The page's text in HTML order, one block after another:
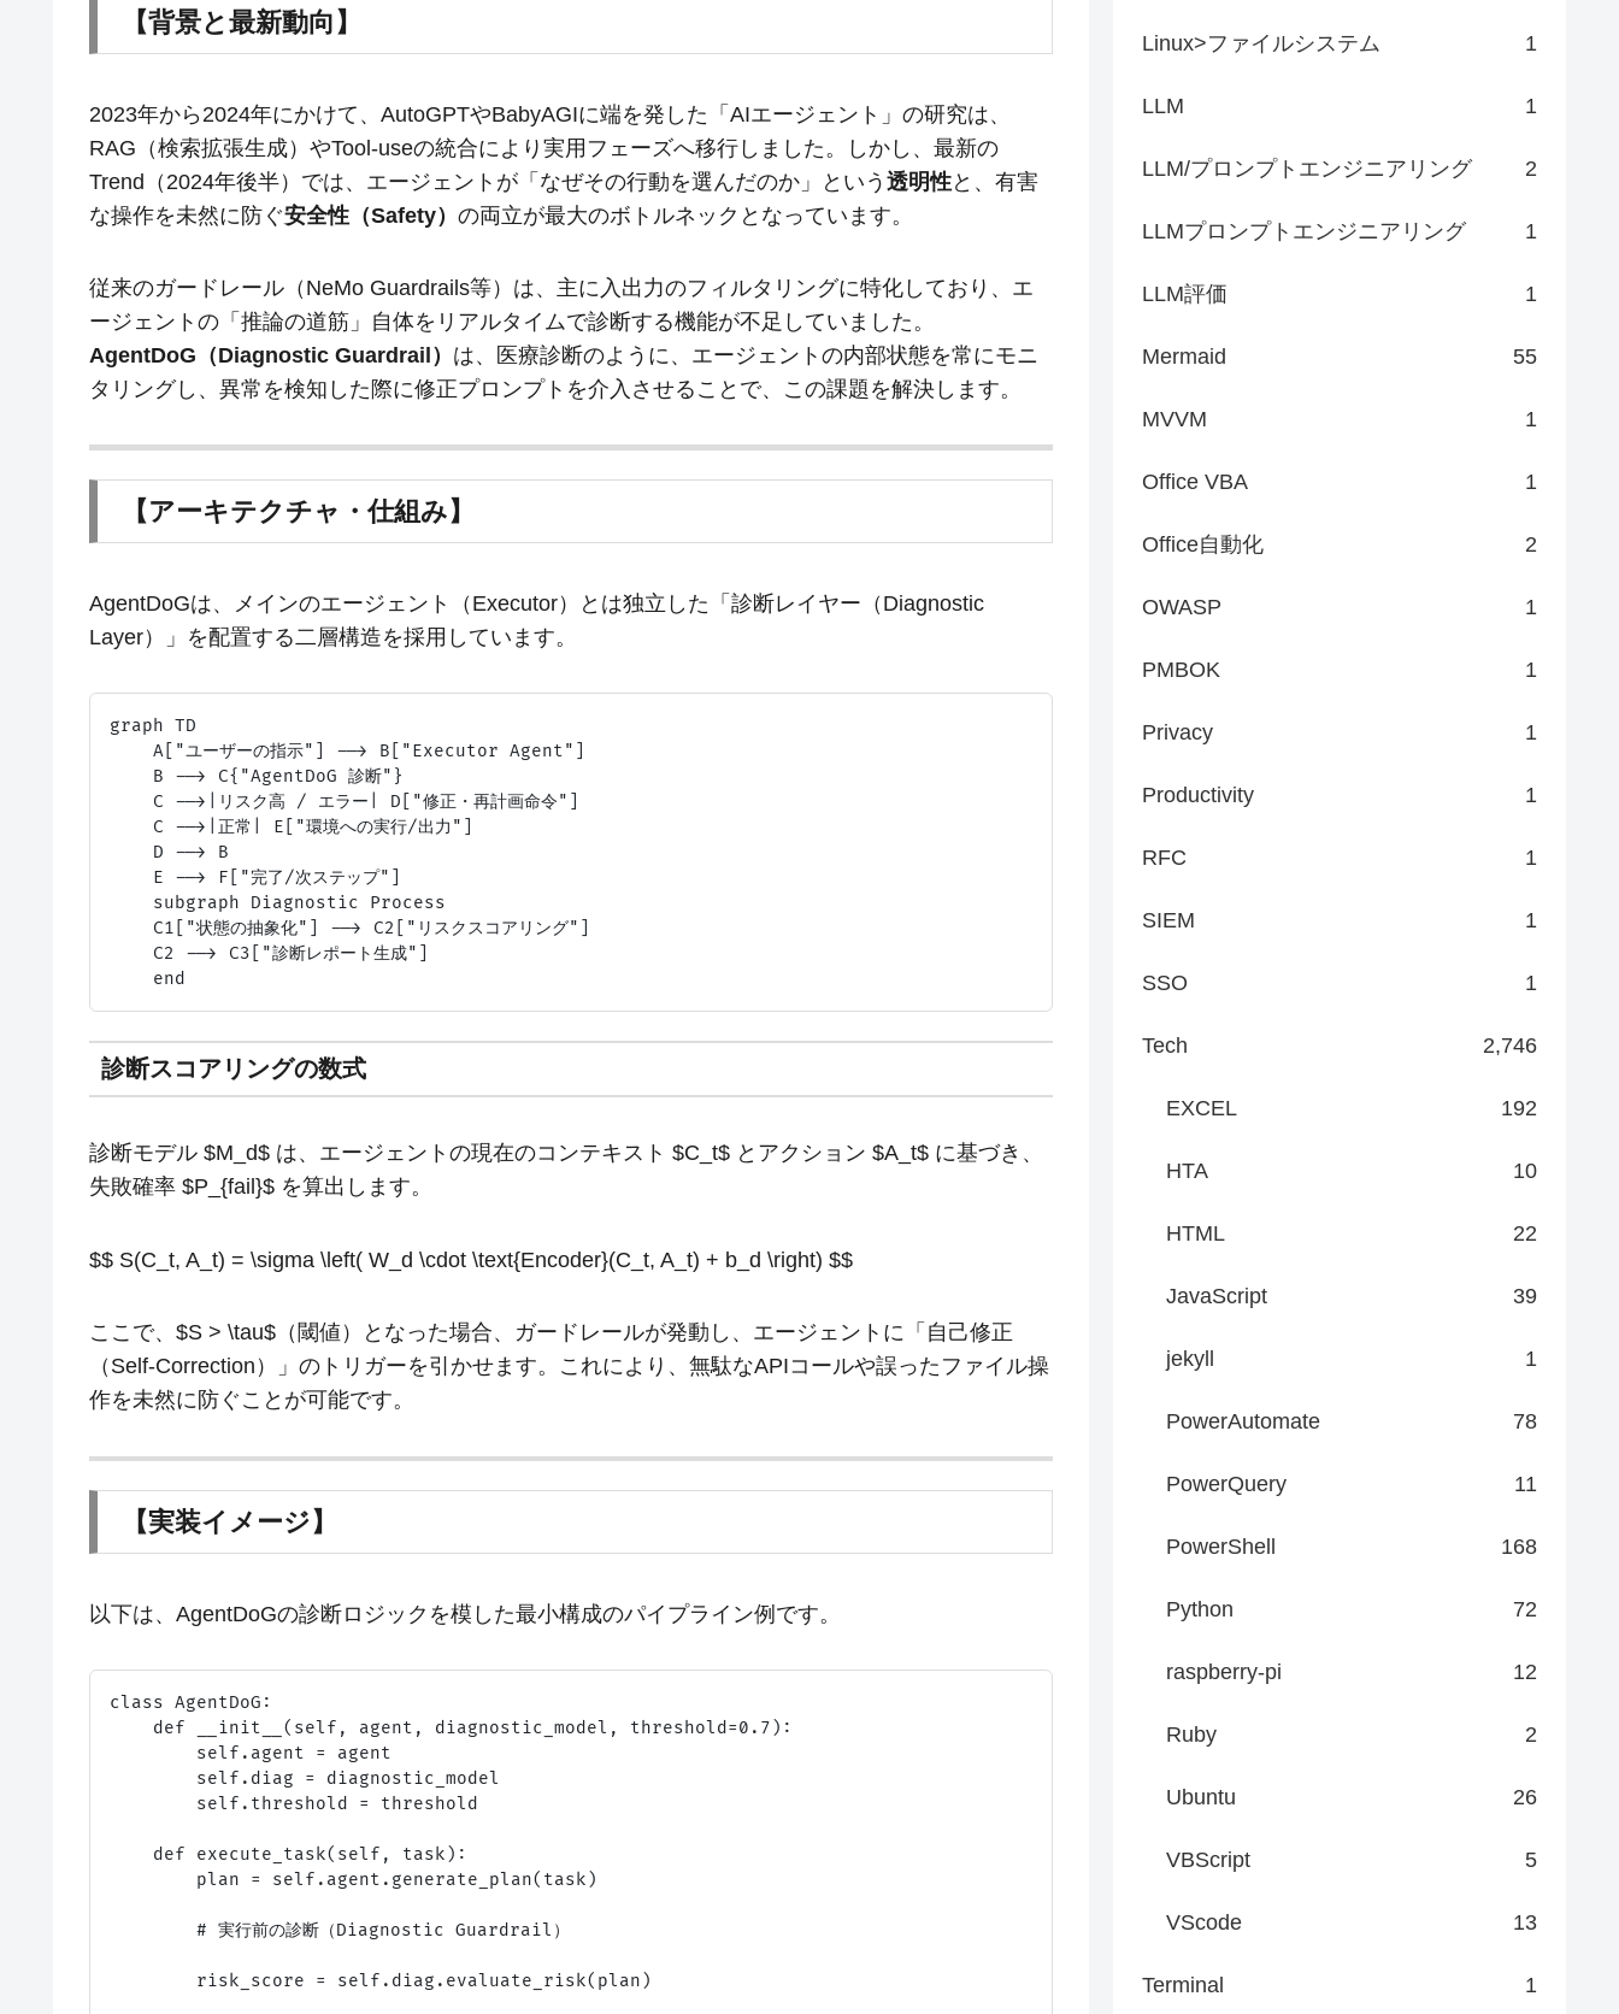
【背景と最新動向】
2023年から2024年にかけて、AutoGPTやBabyAGIに端を発した「AIエージェント」の研究は、
RAG（検索拡張生成）やTool-useの統合により実用フェーズへ移行しました。しかし、最新の
Trend（2024年後半）では、エージェントが「なぜその行動を選んだのか」という 透明性と、有害
な操作を未然に防ぐ安全性（Safety） の両立が最大のボトルネックとなっています。
従来のガードレール（NeMo Guardrails等）は、主に入出力のフィルタリングに特化しており、エ
ージェントの「推論の道筋」自体をリアルタイムで診断する機能が不足していました。
AgentDoG（Diagnostic Guardrail） は、医療診断のように、エージェントの内部状態を常にモニ
タリングし、異常を検知した際に修正プロンプトを介入させることで、この課題を解決します。
【アーキテクチャ・仕組み】
AgentDoGは、メインのエージェント（Executor）とは独立した「診断レイヤー（Diagnostic
Layer）」を配置する二層構造を採用しています。
graph TD
    A["ユーザーの指示"] --> B["Executor Agent"]
    B --> C{"AgentDoG 診断"}
    C -->|リスク高 / エラー| D["修正・再計画命令"]
    C -->|正常| E["環境への実行/出力"]
    D --> B
    E --> F["完了/次ステップ"]
    subgraph Diagnostic Process
    C1["状態の抽象化"] --> C2["リスクスコアリング"]
    C2 --> C3["診断レポート生成"]
診断スコアリングの数式
診断モデル $M_d$ は、エージェントの現在のコンテキスト $C_t$ とアクション $A_t$ に基づき、
失敗確率 $P_{fail}$ を算出します。
$$ S(C_t, A_t) = \sigma \left( W_d \cdot \text{Encoder}(C_t, A_t) + b_d \right) $$
ここで、$S > \tau$（閾値）となった場合、ガードレールが発動し、エージェントに「自己修正
（Self-Correction）」のトリガーを引かせます。これにより、無駄なAPIコールや誤ったファイル操
作を未然に防ぐことが可能です。
【実装イメージ】
以下は、AgentDoGの診断ロジックを模した最小構成のパイプライン例です。
class AgentDoG:
    def __init__(self, agent, diagnostic_model, threshold=0.7):
        self.agent = agent
        self.diag = diagnostic_model
        self.threshold = threshold
    def execute_task(self, task):
        plan = self.agent.generate_plan(task)
        # 実行前の診断（Diagnostic Guardrail）
        risk_score = self.diag.evaluate_risk(plan)
Linux>ファイルシステム 1
LLM 1
LLM/プロンプトエンジニアリング 2
LLMプロンプトエンジニアリング 1
LLM評価 1
Mermaid 55
MVVM 1
Office VBA 1
Office自動化 2
OWASP 1
PMBOK 1
Privacy 1
Productivity 1
RFC 1
SIEM 1
SSO 1
Tech 2,746
EXCEL 192
HTA 10
HTML 22
JavaScript 39
jekyll 1
PowerAutomate 78
PowerQuery 11
PowerShell 168
Python 72
raspberry-pi 12
Ruby 2
Ubuntu 26
VBScript 5
VScode 13
Terminal 1